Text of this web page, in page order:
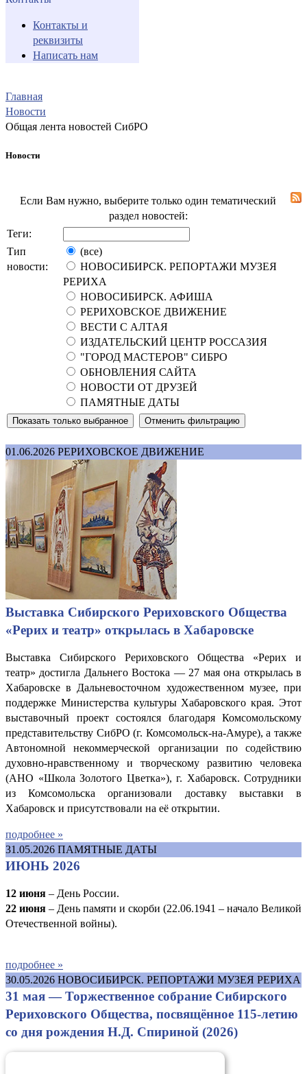
Контакты и
реквизиты
Написать нам
Главная
Новости
Общая лента новостей СибРО
Новости
Если Вам нужно, выберите только один тематический
раздел новостей:
Теги:
Тип
новости:
(все)
НОВОСИБИРСК. РЕПОРТАЖИ МУЗЕЯ
РЕРИХА
НОВОСИБИРСК. АФИША
РЕРИХОВСКОЕ ДВИЖЕНИЕ
ВЕСТИ С АЛТАЯ
ИЗДАТЕЛЬСКИЙ ЦЕНТР РОССАЗИЯ
"ГОРОД МАСТЕРОВ" СИБРО
ОБНОВЛЕНИЯ САЙТА
НОВОСТИ ОТ ДРУЗЕЙ
ПАМЯТНЫЕ ДАТЫ
01.06.2026 РЕРИХОВСКОЕ ДВИЖЕНИЕ
Выставка Сибирского Рериховского Общества
«Рерих и театр» открылась в Хабаровске
Выставка Сибирского Рериховского Общества «Рерих и
театр» достигла Дальнего Востока — 27 мая она открылась в
Хабаровске в Дальневосточном художественном музее, при
поддержке Министерства культуры Хабаровского края. Этот
выставочный проект состоялся благодаря Комсомольскому
представительству СибРО (г. Комсомольск-на-Амуре), а также
Автономной некоммерческой организации по содействию
духовно-нравственному и творческому развитию человека
(АНО «Школа Золотого Цветка»), г. Хабаровск. Сотрудники
из Комсомольска организовали доставку выставки в
Хабаровск и присутствовали на её открытии.
подробнее »
31.05.2026 ПАМЯТНЫЕ ДАТЫ
ИЮНЬ 2026
12 июня – День России.
22 июня – День памяти и скорби (22.06.1941 – начало Великой
Отечественной войны).
подробнее »
30.05.2026 НОВОСИБИРСК. РЕПОРТАЖИ МУЗЕЯ РЕРИХА
31 мая — Торжественное собрание Сибирского
Рериховского Общества, посвящённое 115-летию
со дня рождения Н.Д. Спириной (2026)